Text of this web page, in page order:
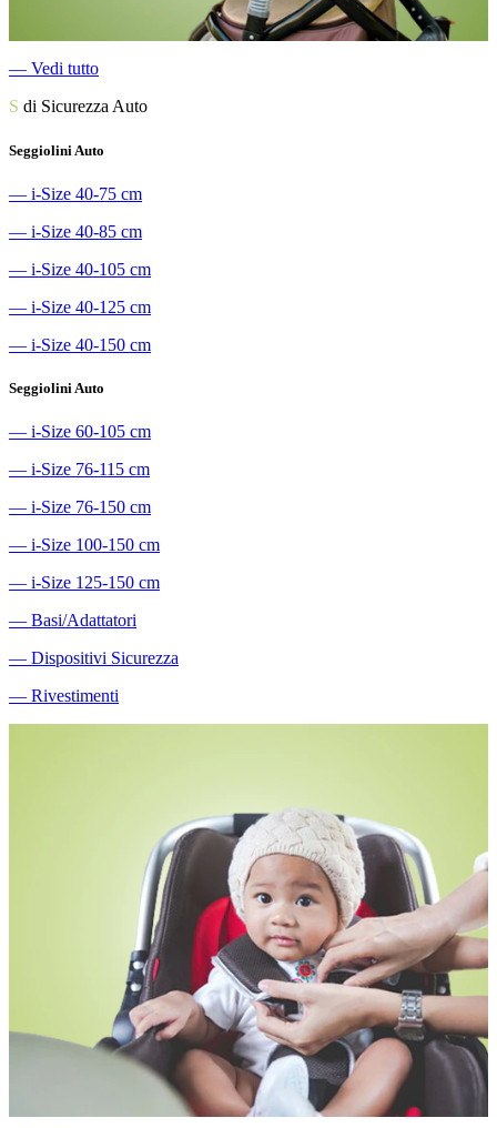
― Vedi tutto
S di Sicurezza Auto
Seggiolini Auto
― i-Size 40-75 cm
― i-Size 40-85 cm
― i-Size 40-105 cm
― i-Size 40-125 cm
― i-Size 40-150 cm
Seggiolini Auto
― i-Size 60-105 cm
― i-Size 76-115 cm
― i-Size 76-150 cm
― i-Size 100-150 cm
― i-Size 125-150 cm
― Basi/Adattatori
― Dispositivi Sicurezza
― Rivestimenti